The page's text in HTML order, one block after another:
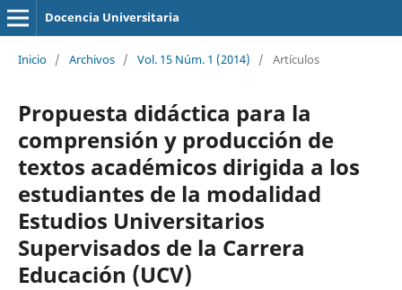
Docencia Universitaria
Inicio / Archivos / Vol. 15 Núm. 1 (2014) / Artículos
Propuesta didáctica para la
comprensión y producción de
textos académicos dirigida a los
estudiantes de la modalidad
Estudios Universitarios
Supervisados de la Carrera
Educación (UCV)